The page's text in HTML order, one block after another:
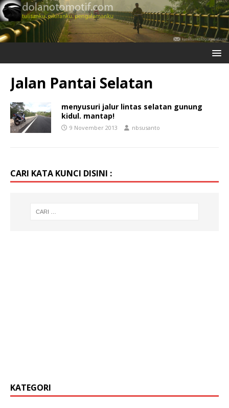
Jalan Pantai Selatan
menyusuri jalur lintas selatan gunung
kidul. mantap!
9 November 2013 nbsusanto
CARI KATA KUNCI DISINI :
KATEGORI